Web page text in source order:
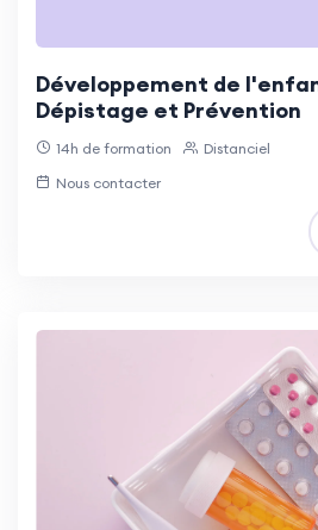
Développement de
Dépistage et Prévention
14h de formation
Distanciel
Nous contacter